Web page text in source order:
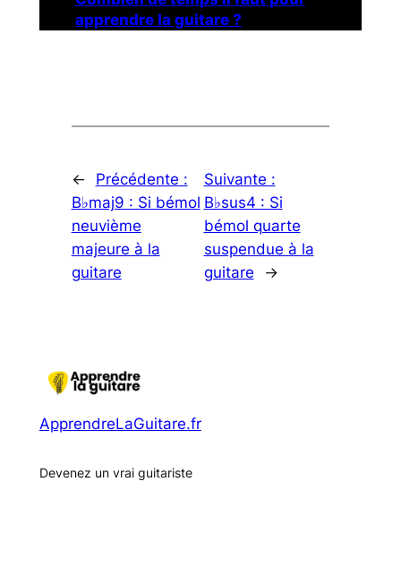
apprendre la guitare ?
←
Précédente :
B♭maj9 : Si bémol
neuvième
majeure à la
guitare
Suivante :
B♭sus4 : Si
bémol quarte
suspendue à la
guitare
→
ApprendreLaGuitare.fr
Devenez un vrai guitariste